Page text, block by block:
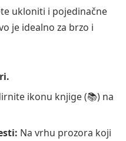
ukloniti i pojedinačne
je idealno za brzo i
ikonu knjige (📚) na
Na vrhu prozora koji